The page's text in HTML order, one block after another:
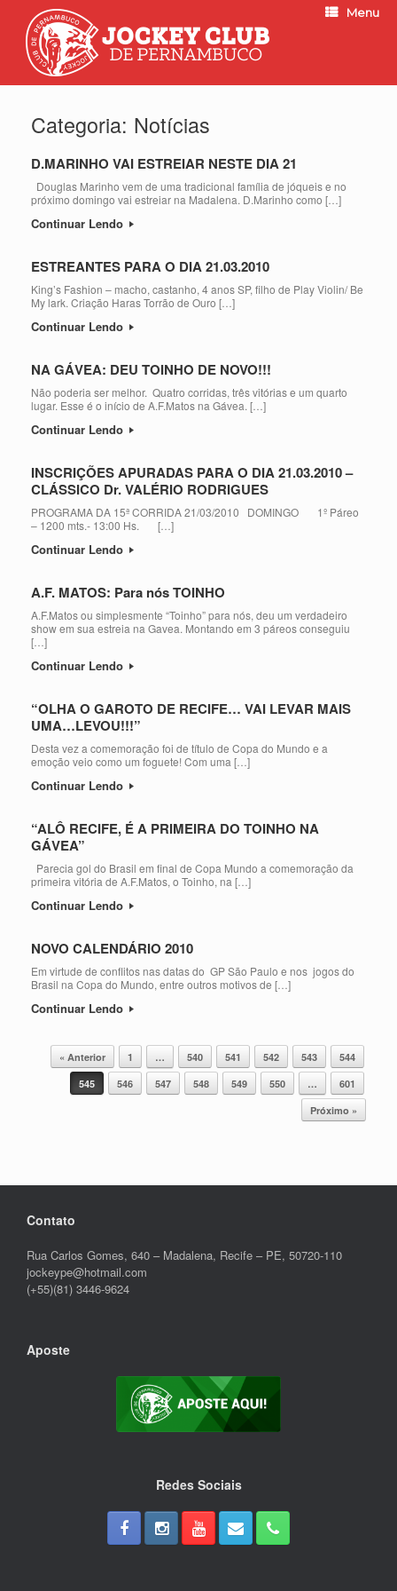
Menu
Categoria: Notícias
D.MARINHO VAI ESTREIAR NESTE DIA 21
Douglas Marinho vem de uma tradicional família de jóqueis e no
próximo domingo vai estreiar na Madalena. D.Marinho como […]
Continuar Lendo
ESTREANTES PARA O DIA 21.03.2010
King’s Fashion – macho, castanho, 4 anos SP, filho de Play Violin/ Be
My lark. Criação Haras Torrão de Ouro […]
Continuar Lendo
NA GÁVEA: DEU TOINHO DE NOVO!!!
Não poderia ser melhor. Quatro corridas, três vitórias e um quarto
lugar. Esse é o início de A.F.Matos na Gávea. […]
Continuar Lendo
INSCRIÇÕES APURADAS PARA O DIA 21.03.2010 –
CLÁSSICO Dr. VALÉRIO RODRIGUES
PROGRAMA DA 15ª CORRIDA 21/03/2010 DOMINGO 1º Páreo
– 1200 mts.- 13:00 Hs. […]
Continuar Lendo
A.F. MATOS: Para nós TOINHO
A.F.Matos ou simplesmente “Toinho” para nós, deu um verdadeiro
show em sua estreia na Gavea. Montando em 3 páreos conseguiu
[…]
Continuar Lendo
“OLHA O GAROTO DE RECIFE… VAI LEVAR MAIS
UMA…LEVOU!!!”
Desta vez a comemoração foi de título de Copa do Mundo e a
emoção veio como um foguete! Com uma […]
Continuar Lendo
“ALÔ RECIFE, É A PRIMEIRA DO TOINHO NA
GÁVEA”
Parecia gol do Brasil em final de Copa Mundo a comemoração da
primeira vitória de A.F.Matos, o Toinho, na […]
Continuar Lendo
NOVO CALENDÁRIO 2010
Em virtude de conflitos nas datas do GP São Paulo e nos jogos do
Brasil na Copa do Mundo, entre outros motivos de […]
Continuar Lendo
Post navigation
« Anterior 1 … 540 541 542 543
544
545
546 547 548 549 550 …
601
Próximo »
Contato
Rua Carlos Gomes, 640 – Madalena, Recife – PE, 50720-110
jockeype@hotmail.com
(+55)(81) 3446-9624
Aposte
Redes Sociais